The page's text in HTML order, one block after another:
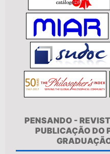
PENSANDO -
PUBLICAÇÃO DO